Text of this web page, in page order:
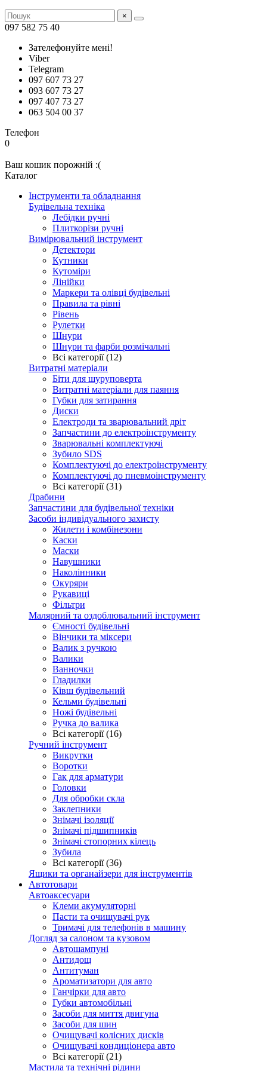
×
097 582 75 40
Зателефонуйте мені!
Viber
Telegram
097 607 73 27
093 607 73 27
097 407 73 27
063 504 00 37
Телефон
0
Ваш кошик порожній :(
Каталог
Інструменти та обладнання
Будівельна техніка
Лебідки ручні
Плиткорізи ручні
Вимірювальний інструмент
Детектори
Кутники
Кутоміри
Лінійки
Маркери та олівці будівельні
Правила та рівні
Рівень
Рулетки
Шнури
Шнури та фарби розмічальні
Всі категорії (12)
Витратні матеріали
Біти для шуруповерта
Витратні матеріали для паяння
Губки для затирання
Диски
Електроди та зварювальний дріт
Запчастини до електроінструменту
Зварювальні комплектуючі
Зубило SDS
Комплектуючі до електроінструменту
Комплектуючі до пневмоінструменту
Всі категорії (31)
Драбини
Запчастини для будівельної техніки
Засоби індивідуального захисту
Жилети і комбінезони
Каски
Маски
Навушники
Наколінники
Окуряри
Рукавиці
Фільтри
Малярний та оздоблювальний інструмент
Ємності будівельні
Вінчики та міксери
Валик з ручкою
Валики
Ванночки
Гладилки
Ківш будівельний
Кельми будівельні
Ножі будівельні
Ручка до валика
Всі категорії (16)
Ручний інструмент
Викрутки
Воротки
Гак для арматури
Головки
Для обробки скла
Заклепники
Знімачі ізоляції
Знімачі підшипників
Знімачі стопорних кілець
Зубила
Всі категорії (36)
Ящики та органайзери для інструментів
Автотовари
Автоаксесуари
Клеми акумуляторні
Пасти та очищувачі рук
Тримачі для телефонів в машину
Догляд за салоном та кузовом
Автошампуні
Антидощ
Антитуман
Ароматизатори для авто
Ганчірки для авто
Губки автомобільні
Засоби для миття двигуна
Засоби для шин
Очищувачі колісних дисків
Очищувачі кондиціонера авто
Всі категорії (21)
Мастила та технічні рідини